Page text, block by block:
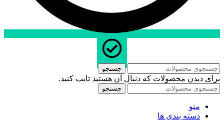
جستجو
برای دیدن محصولات که دنبال آن هستید تایپ کنید.
جستجو
منو
دسته بندی ها